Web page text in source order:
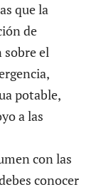
que la
de
sobre el
potable,
a las
con las
conocer